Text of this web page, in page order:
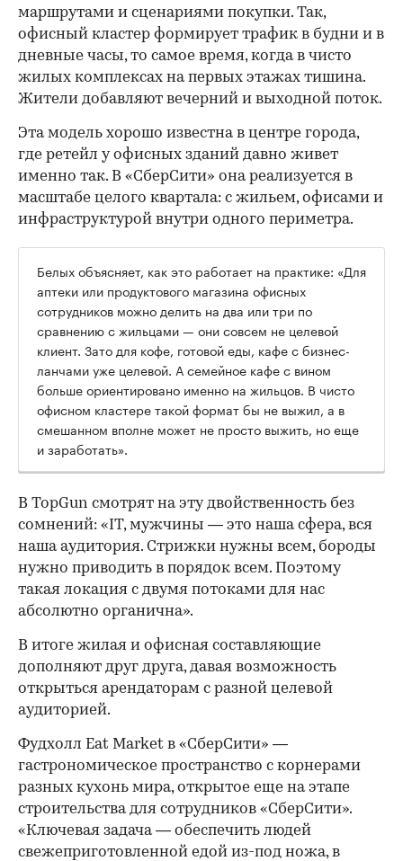
маршрутами и сценариями покупки. Так,
офисный кластер формирует трафик в будни и в
дневные часы, то самое время, когда в чисто
жилых комплексах на первых этажах тишина.
Жители добавляют вечерний и выходной поток.
Эта модель хорошо известна в центре города,
где ретейл у офисных зданий давно живет
именно так. В «СберСити» она реализуется в
масштабе целого квартала: с жильем, офисами и
инфраструктурой внутри одного периметра.
Белых объясняет, как это работает на практике: «Для
аптеки или продуктового магазина офисных
сотрудников можно делить на два или три по
сравнению с жильцами — они совсем не целевой
клиент. Зато для кофе, готовой еды, кафе с бизнес-
ланчами уже целевой. А семейное кафе с вином
больше ориентировано именно на жильцов. В чисто
офисном кластере такой формат бы не выжил, а в
смешанном вполне может не просто выжить, но еще
и заработать».
В TopGun смотрят на эту двойственность без
сомнений: «IT, мужчины — это наша сфера, вся
наша аудитория. Стрижки нужны всем, бороды
нужно приводить в порядок всем. Поэтому
такая локация с двумя потоками для нас
абсолютно органична».
В итоге жилая и офисная составляющие
дополняют друг друга, давая возможность
открыться арендаторам с разной целевой
аудиторией.
Фудхолл Eat Market в «СберСити» —
гастрономическое пространство с корнерами
разных кухонь мира, открытое еще на этапе
строительства для сотрудников «СберСити».
«Ключевая задача — обеспечить людей
свежеприготовленной едой из-под ножа, в